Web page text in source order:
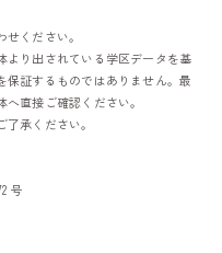
ください。
より出されている学区データを基
保証するものではありません。最
直接ご確認ください。
承ください。
号